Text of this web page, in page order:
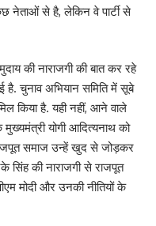
नेताओं से है, लेकिन वे पार्टी से
की नाराजगी की बात कर रहे
है. चुनाव अभियान समिति में सूबे
किया है. यही नहीं, आने वाले
योगी आदित्यनाथ को
समाज उन्हें खुद से जोड़कर
सिंह की नाराजगी से राजपूत
मोदी और उनकी नीतियों के